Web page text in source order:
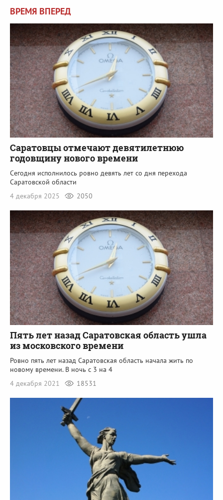
ВРЕМЯ ВПЕРЕД
Саратовцы отмечают девятилетнюю
годовщину нового времени
Сегодня исполнилось ровно девять лет со дня перехода
Саратовской области
4 декабря 2025
2050
Пять лет назад Саратовская область ушла
из московского времени
Ровно пять лет назад Саратовская область начала жить по
новому времени. В ночь с 3 на 4
4 декабря 2021
18531